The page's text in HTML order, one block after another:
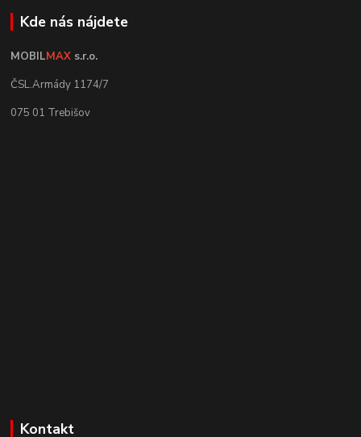
Kde nás nájdete
MOBILMAX s.r.o.
ČSL.Armády 1174/7
075 01 Trebišov
Kontakt